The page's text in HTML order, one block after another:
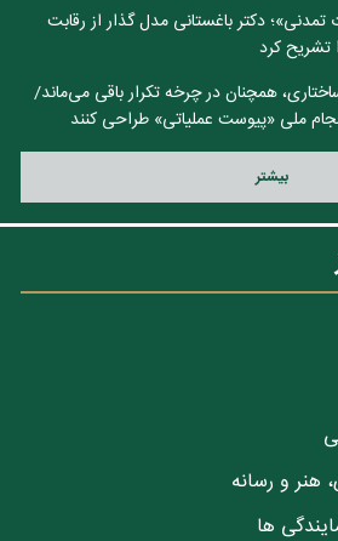
تمدنی»؛ دکتر باغستانی مدل گذار از رقابت
تشریح کرد
همچنان در چرخه تکرار باقی می‌ماند/
ملی «پیوست عملیاتی» طراحی کنند
بيشتر
و رسانه
ها